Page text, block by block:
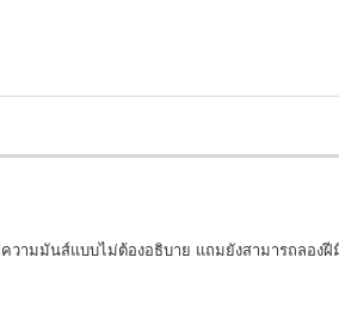
วามมันส์แบบไม่ต้องอธิบาย แถมยังสามารถลอง